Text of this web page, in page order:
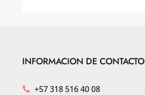
INFORMACION DE CONTACTO
 +57 318 516 40 08